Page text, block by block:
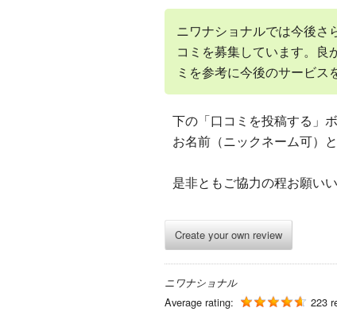
ニワナショナルでは今後さ
コミを募集しています。良
ミを参考に今後のサービス
下の「口コミを投稿する」
お名前（ニックネーム可）
是非ともご協力の程お願いい
Create your own review
ニワナショナル
Average rating: 223